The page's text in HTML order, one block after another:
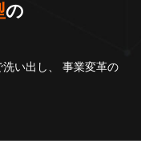
の
い出し、
事業変革の